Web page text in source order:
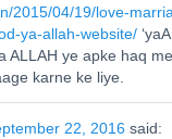
2015/04/19/love-
ya-allah-website/
ALLAH ye apke haq
karne ke liye.
22, 2016 said: